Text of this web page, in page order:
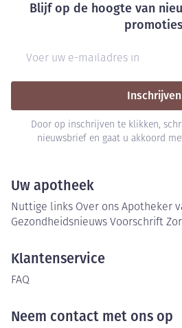
Blijf op de hoogte van
promoties
Inschrijven
Door op inschrijven te klikken,
nieuwsbrief en gaat u akkoord
Uw apotheek
Nuttige links Over ons Apotheker
Gezondheidsnieuws Voorschrift
Klantenservice
FAQ
Neem contact met ons op